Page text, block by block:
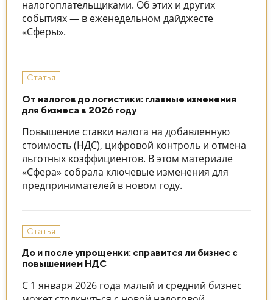
налогоплательщиками. Об этих и других
событиях — в еженедельном дайджесте
«Сферы».
Статья
От налогов до логистики: главные изменения
для бизнеса в 2026 году
Повышение ставки налога на добавленную
стоимость (НДС), цифровой контроль и отмена
льготных коэффициентов. В этом материале
«Сфера» собрала ключевые изменения для
предпринимателей в новом году.
Статья
До и после упрощенки: справится ли бизнес с
повышением НДС
С 1 января 2026 года малый и средний бизнес